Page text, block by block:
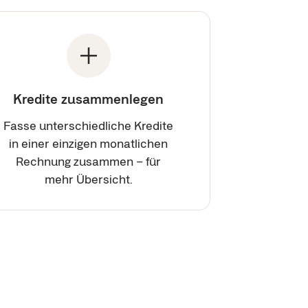
Kredite zusammenlegen
Fasse unterschiedliche Kredite
in einer einzigen monatlichen
Rechnung zusammen – für
mehr Übersicht.